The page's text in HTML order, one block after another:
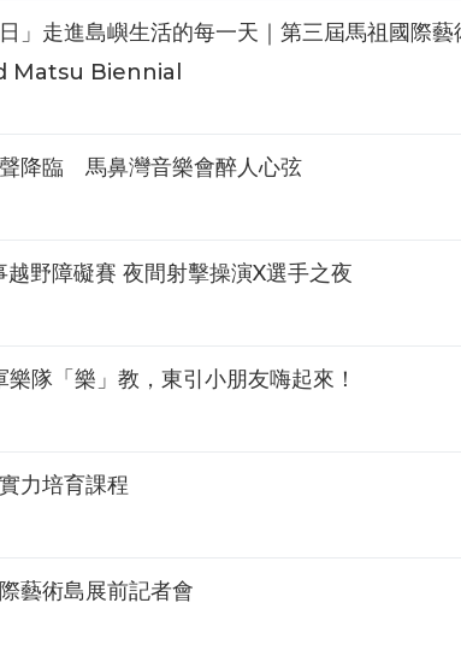
」走進島嶼生活的每一天｜第三屆馬祖國
Matsu Biennial
降臨 馬鼻灣音樂會醉人心弦
野障礙賽 夜間射擊操演X選手之夜
樂隊「樂」教，東引小朋友嗨起來！
力培育課程
藝術島展前記者會